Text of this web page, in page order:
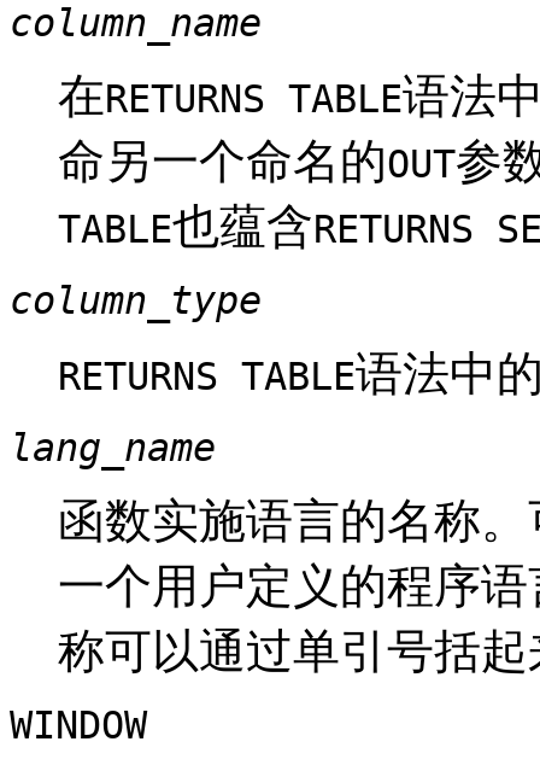
column_name
在RETURNS TABLE语法
命另一个命名的OUT参
TABLE也蕴含RETURNS
column_type
RETURNS TABLE语法中
lang_name
函数实施语言的名称
一个用户定义的程序
称可以通过单引号括起
WINDOW